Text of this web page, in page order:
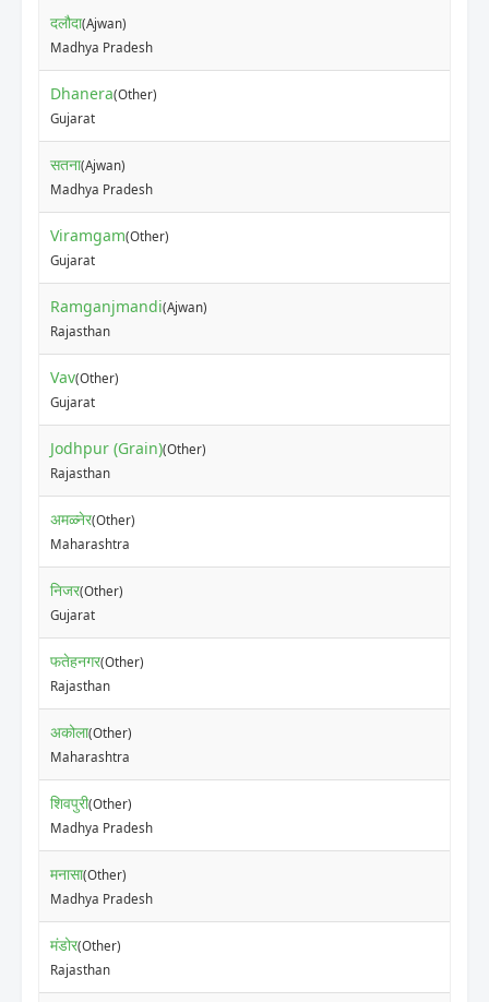
दलौदा(Ajwan)
Madhya Pradesh
Dhanera(Other)
Gujarat
सतना(Ajwan)
Madhya Pradesh
Viramgam(Other)
Gujarat
Ramganjmandi(Ajwan)
Rajasthan
Vav(Other)
Gujarat
Jodhpur (Grain)(Other)
Rajasthan
अमळ्नेर(Other)
Maharashtra
निजर(Other)
Gujarat
फतेहनगर(Other)
Rajasthan
अकोला(Other)
Maharashtra
शिवपुरी(Other)
Madhya Pradesh
मनासा(Other)
Madhya Pradesh
मंडोर(Other)
Rajasthan